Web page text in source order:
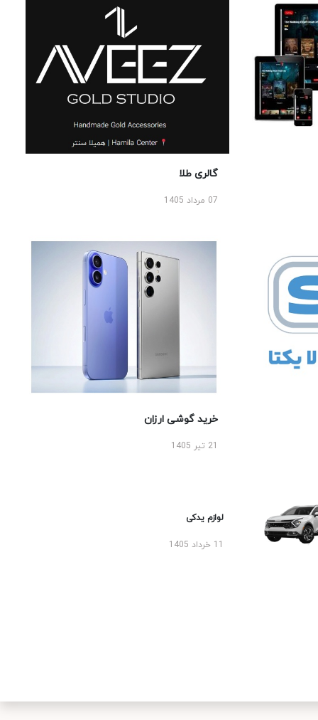
گالری طلا
07 مرداد 1405
خرید گوشی ارزان
لوازم یدکی